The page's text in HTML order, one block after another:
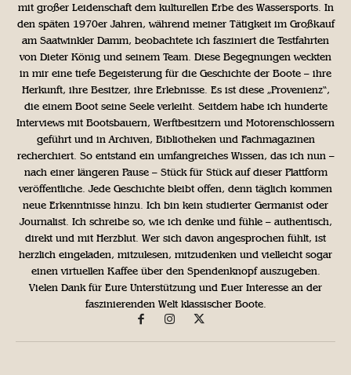
mit großer Leidenschaft dem kulturellen Erbe des Wassersports. In
den späten 1970er Jahren, während meiner Tätigkeit im Großkauf
am Saatwinkler Damm, beobachtete ich fasziniert die Testfahrten
von Dieter König und seinem Team. Diese Begegnungen weckten
in mir eine tiefe Begeisterung für die Geschichte der Boote – ihre
Herkunft, ihre Besitzer, ihre Erlebnisse. Es ist diese „Provenienz“,
die einem Boot seine Seele verleiht. Seitdem habe ich hunderte
Interviews mit Bootsbauern, Werftbesitzern und Motorenschlossern
geführt und in Archiven, Bibliotheken und Fachmagazinen
recherchiert. So entstand ein umfangreiches Wissen, das ich nun –
nach einer längeren Pause – Stück für Stück auf dieser Plattform
veröffentliche. Jede Geschichte bleibt offen, denn täglich kommen
neue Erkenntnisse hinzu. Ich bin kein studierter Germanist oder
Journalist. Ich schreibe so, wie ich denke und fühle – authentisch,
direkt und mit Herzblut. Wer sich davon angesprochen fühlt, ist
herzlich eingeladen, mitzulesen, mitzudenken und vielleicht sogar
einen virtuellen Kaffee über den Spendenknopf auszugeben.
Vielen Dank für Eure Unterstützung und Euer Interesse an der
faszinierenden Welt klassischer Boote.